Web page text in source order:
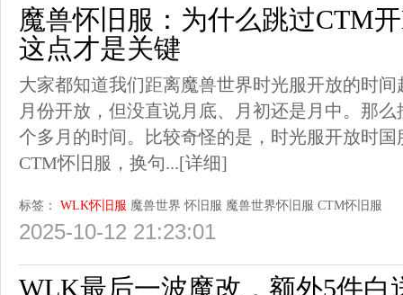
魔兽怀旧服：为什么跳过CTM
这点才是关键
大家都知道我们距离魔兽世界时光服开放的时
月份开放，但没直说月底、月初还是月中。那
个多月的时间。比较奇怪的是，时光服开放时
CTM怀旧服，换句...[详细]
标签： WLK怀旧服 魔兽世界 怀旧服 魔兽世界怀旧服 CTM怀旧服
2025-10-12 21:23:01
WLK最后一波魔改，额外5件白